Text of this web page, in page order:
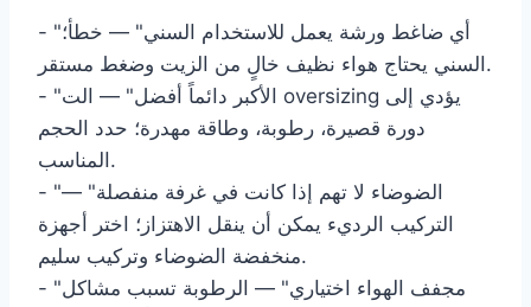
- "أي ضاغط ورشة يعمل للاستخدام السني" — خطأ؛
السني يحتاج هواء نظيف خالٍ من الزيت وضغط مستقر.
- "الأكبر دائماً أفضل" — الت oversizing يؤدي إلى
دورة قصيرة، رطوبة، وطاقة مهدرة؛ حدد الحجم
المناسب.
- "الضوضاء لا تهم إذا كانت في غرفة منفصلة" —
التركيب الرديء يمكن أن ينقل الاهتزاز؛ اختر أجهزة
منخفضة الضوضاء وتركيب سليم.
- "مجفف الهواء اختياري" — الرطوبة تسبب مشاكل